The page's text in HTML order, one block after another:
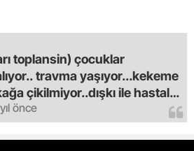
önce
toplansin) çocuklar
travma yaşıyor...kekeme
çikilmiyor..dışkı ile hastalık
taksi olmadan eve
bıktık.mama lobisinden para
bu vahşi hayvanlar